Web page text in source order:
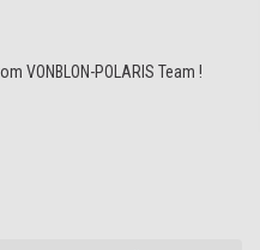
VONBLON-POLARIS Team !